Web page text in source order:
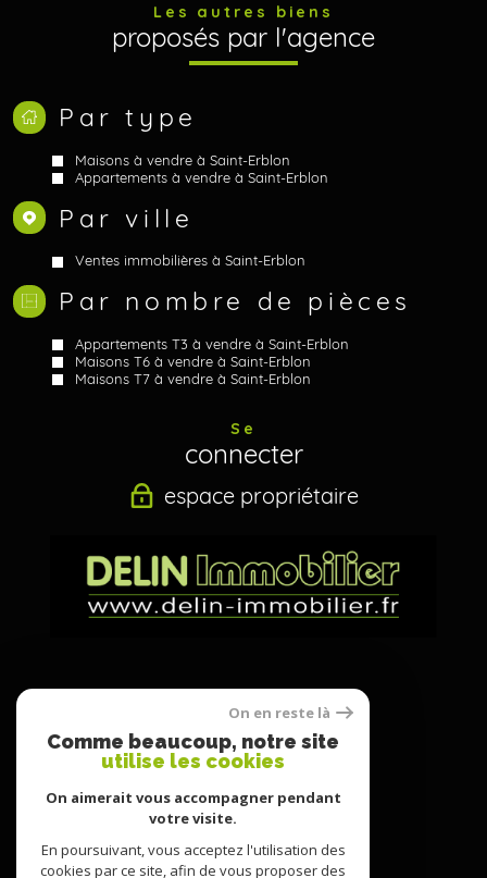
Les autres biens
proposés par l'agence
Par type
Maisons à vendre à Saint-Erblon
Appartements à vendre à Saint-Erblon
Par ville
Ventes immobilières à Saint-Erblon
Par nombre de pièces
Appartements T3 à vendre à Saint-Erblon
Maisons T6 à vendre à Saint-Erblon
Maisons T7 à vendre à Saint-Erblon
Se
connecter
espace propriétaire
Nous
suivre
Nous
adhérons
On en reste là
Comme beaucoup, notre site
utilise les cookies
On aimerait vous accompagner pendant
votre visite.
En poursuivant, vous acceptez l'utilisation des
cookies par ce site, afin de vous proposer des